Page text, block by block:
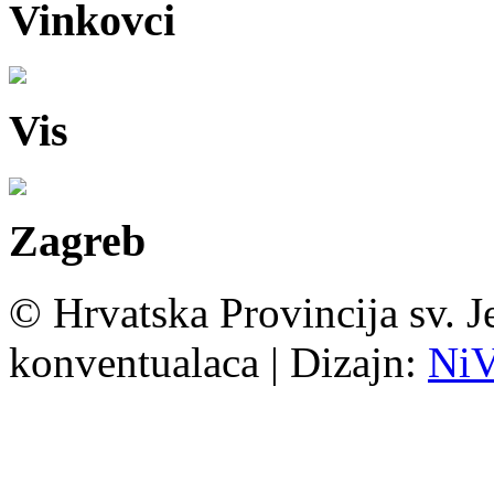
Vinkovci
Vis
Zagreb
© Hrvatska Provincija sv.
konventualaca | Dizajn: